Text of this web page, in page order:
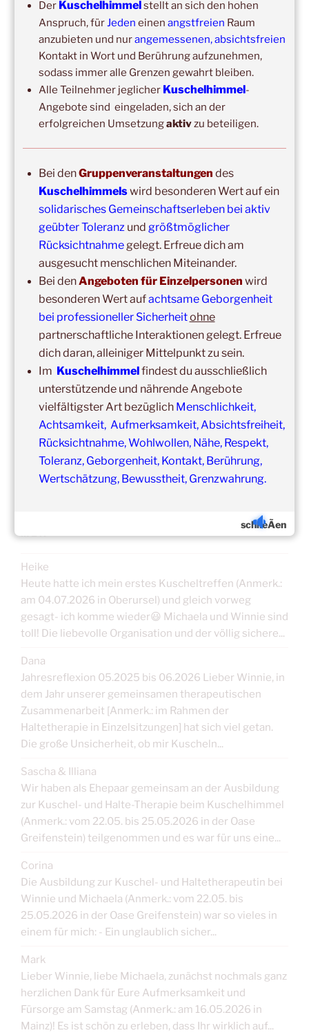
Frankfurt, Zeil (Nähe Konstabler Wache, vor H&M) 2h
Kuschelhimmel
Alle Rechte vorbehalten.
Gruppenveranstaltungen ohneEinschränkungen
in unseren Veranstaltungsräumen möglich!
Was schon immer galt und weiter gilt:Fühlst du dich krank
und/oder hast Erkältungssymptome, dann verzichte bitte
vorübergehend auf die Teilnahme.
Der nächste Termin ist nicht weit entfernt.
ERFAHRUNGSBERICHTE/TEILNEHMERSTIM
MEN
Heike
Heute hatte ich mein erstes Kuscheltreffen (Anmerk.:
am 04.07.2026 in Oberursel) und gleich vorweg
gesagt- ich komme wieder😃 Michaela und Winnie sind
toll! Die liebevolle Organisation und der völlig sichere...
Dana
Jahresreflexion 05.2025 bis 06.2026 Lieber Winnie, in
dem Jahr unserer gemeinsamen therapeutischen
Zusammenarbeit [Anmerk.: im Rahmen der
Haltetherapie in Einzelsitzungen] hat sich viel getan.
Die große Unsicherheit, ob mir Kuscheln...
Sascha & Illiana
Wir haben als Ehepaar gemeinsam an der Ausbildung
zur Kuschel- und Halte-Therapie beim Kuschelhimmel
(Anmerk.: vom 22.05. bis 25.05.2026 in der Oase
Greifenstein) teilgenommen und es war für uns eine...
Corina
Die Ausbildung zur Kuschel- und Haltetherapeutin bei
Winnie und Michaela (Anmerk.: vom 22.05. bis
25.05.2026 in der Oase Greifenstein) war so vieles in
einem für mich: - Ein unglaublich sicher...
Mark
Lieber Winnie, liebe Michaela, zunächst nochmals ganz
herzlichen Dank für Eure Aufmerksamkeit und
Fürsorge am Samstag (Anmerk.: am 16.05.2026 in
Mainz)! Es ist schön zu erleben, dass Ihr wirklich auf...
schlieÃen
Der Kuschelhimmelstellt an sich den hohen
Anspruch, fürJeden einen angstfreien Raum
anzubieten und nurangemessenen, absichtsfreien
Kontakt in Wort und Berührung aufzunehmen,
sodass immer alle Grenzen gewahrt bleiben.
Alle Teilnehmer jeglicher Kuschelhimmel-
Angebote sind eingeladen, sich an der
erfolgreichen Umsetzungaktivzu beteiligen.
Bei denGruppenveranstaltungen des
Kuschelhimmelswird besonderen Wert auf ein
solidarisches Gemeinschaftserleben bei aktiv
geübter Toleranz und größtmöglicher
Rücksichtnahmegelegt. Erfreue dich am
ausgesucht menschlichen Miteinander.
Bei denAngeboten für Einzelpersonen wird
besonderen Wert aufachtsame Geborgenheit
bei professioneller Sicherheitohne
partnerschaftliche Interaktionen gelegt. Erfreue
dich daran, alleiniger Mittelpunkt zu sein.
Im Kuschelhimmelfindest du ausschließlich
unterstützende und nährende Angebote
vielfältigster Art bezüglich Menschlichkeit,
Achtsamkeit, Aufmerksamkeit, Absichtsfreiheit,
Rücksichtnahme, Wohlwollen, Nähe, Respekt,
Toleranz, Geborgenheit, Kontakt, Berührung,
Wertschätzung, Bewusstheit, Grenzwahrung.